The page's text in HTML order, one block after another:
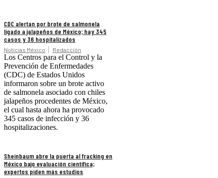
CDC alertan por brote de salmonela
ligado a jalapeños de México; hay 345
casos y 36 hospitalizados
Noticias México Redacción
Los Centros para el Control y la
Prevención de Enfermedades
(CDC) de Estados Unidos
informaron sobre un brote activo
de salmonela asociado con chiles
jalapeños procedentes de México,
el cual hasta ahora ha provocado
345 casos de infección y 36
hospitalizaciones.
Sheinbaum abre la puerta al fracking en
México bajo evaluación científica;
expertos piden más estudios